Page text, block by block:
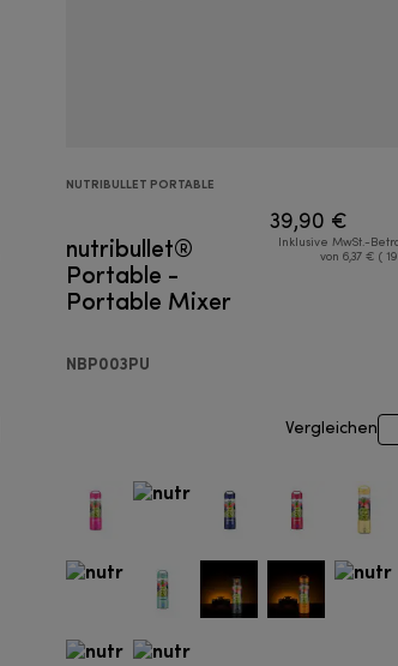
NUTRIBULLET PORTABLE
nutribullet®
Portable -
Portable Mixer
NBP003PU
39,90 €
Inklusive MwSt.-
von 6,37 € (
Vergleichen